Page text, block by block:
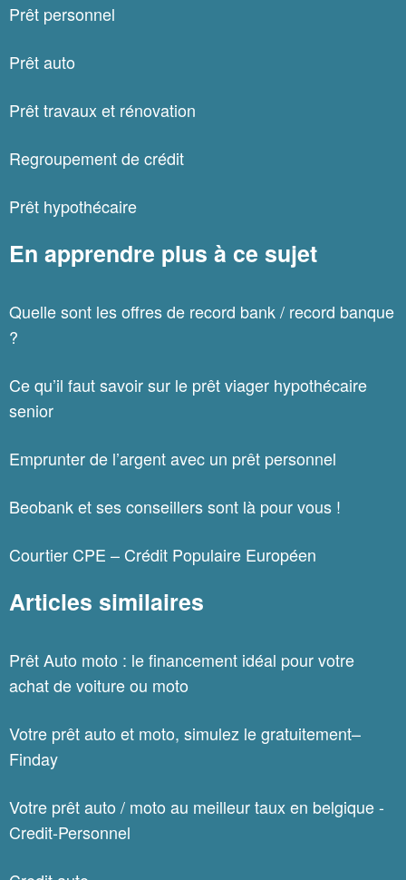
Prêt personnel
Prêt auto
Prêt travaux et rénovation
Regroupement de crédit
Prêt hypothécaire
En apprendre plus à ce sujet
Quelle sont les offres de record bank / record banque
?
Ce qu’il faut savoir sur le prêt viager hypothécaire
senior
Emprunter de l’argent avec un prêt personnel
Beobank et ses conseillers sont là pour vous !
Courtier CPE – Crédit Populaire Européen
Articles similaires
Prêt Auto moto : le financement idéal pour votre
achat de voiture ou moto
Votre prêt auto et moto, simulez le gratuitement–
Finday
Votre prêt auto / moto au meilleur taux en belgique -
Credit-Personnel